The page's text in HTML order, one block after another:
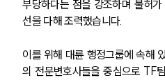
부당하다는 점을 강조하며 불허
선을 다해 조력했습니다.
이를 위해 대륜 행정그룹에 속해
의 전문변호사들을 중심으로 TF